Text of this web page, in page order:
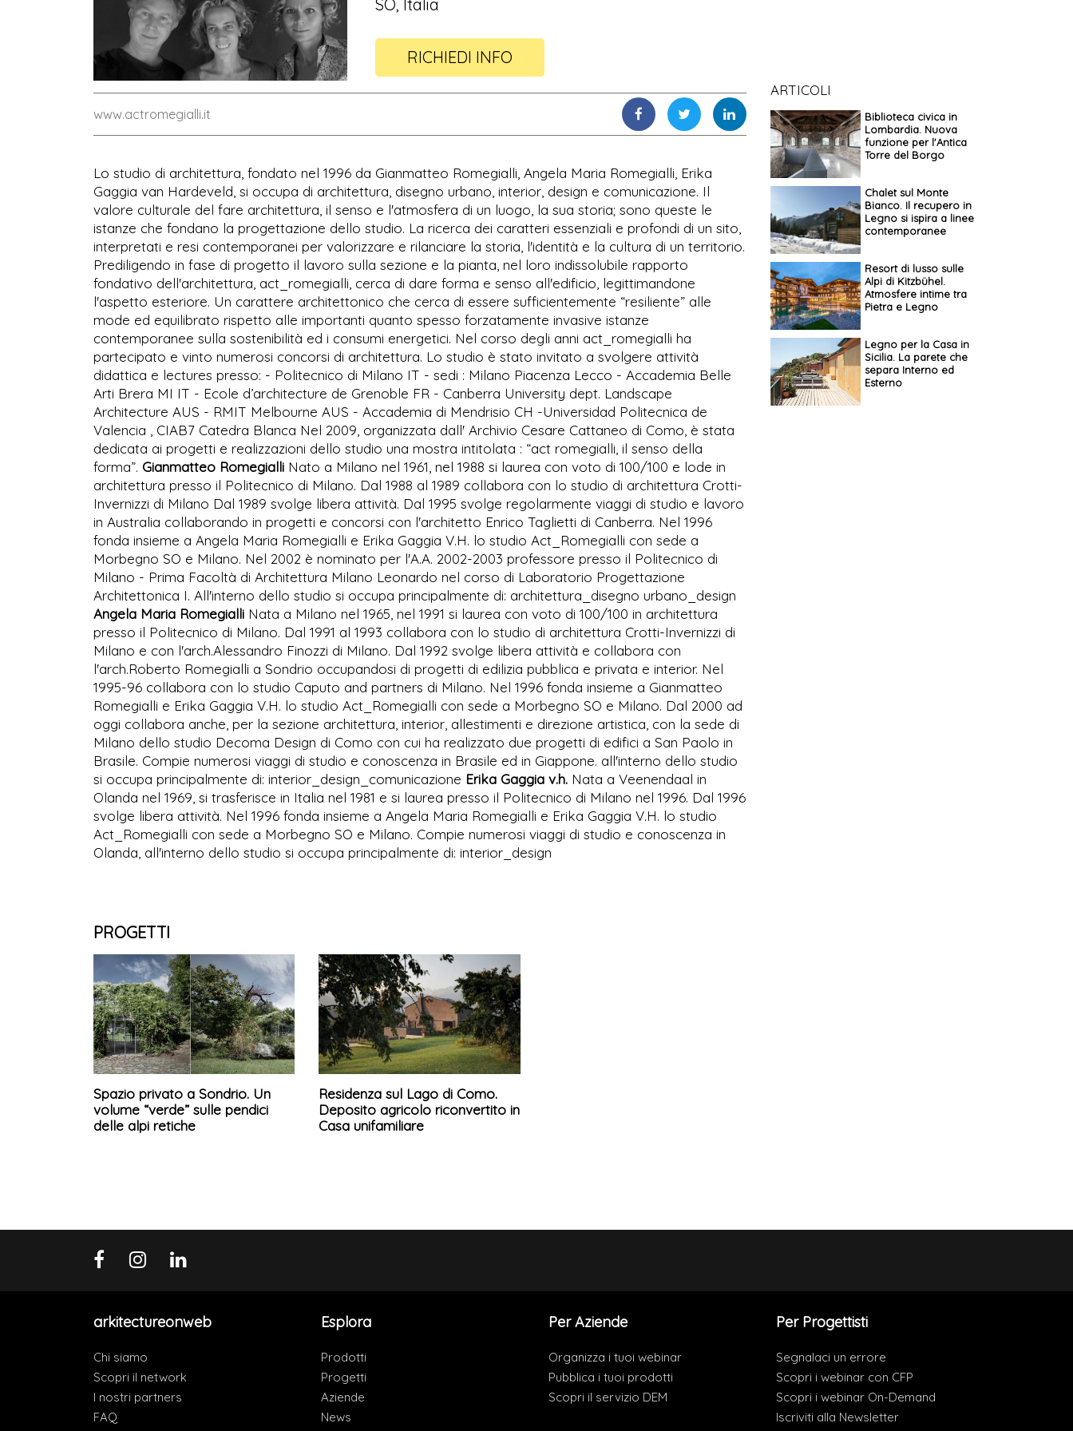
SO, Italia
RICHIEDI INFO
www.actromegialli.it
Lo studio di architettura, fondato nel 1996 da Gianmatteo Romegialli, Angela Maria Romegialli, Erika
Gaggia van Hardeveld, si occupa di architettura, disegno urbano, interior, design e comunicazione. Il
valore culturale del fare architettura, il senso e l'atmosfera di un luogo, la sua storia; sono queste le
istanze che fondano la progettazione dello studio. La ricerca dei caratteri essenziali e profondi di un sito,
interpretati e resi contemporanei per valorizzare e rilanciare la storia, l'identità e la cultura di un territorio.
Prediligendo in fase di progetto il lavoro sulla sezione e la pianta, nel loro indissolubile rapporto
fondativo dell'architettura, act_romegialli, cerca di dare forma e senso all'edificio, legittimandone
l'aspetto esteriore. Un carattere architettonico che cerca di essere sufficientemente “resiliente” alle
mode ed equilibrato rispetto alle importanti quanto spesso forzatamente invasive istanze
contemporanee sulla sostenibilità ed i consumi energetici. Nel corso degli anni act_romegialli ha
partecipato e vinto numerosi concorsi di architettura. Lo studio è stato invitato a svolgere attività
didattica e lectures presso: - Politecnico di Milano IT - sedi : Milano Piacenza Lecco - Accademia Belle
Arti Brera MI IT - Ecole d’architecture de Grenoble FR - Canberra University dept. Landscape
Architecture AUS - RMIT Melbourne AUS - Accademia di Mendrisio CH -Universidad Politecnica de
Valencia , CIAB7 Catedra Blanca Nel 2009, organizzata dall' Archivio Cesare Cattaneo di Como, è stata
dedicata ai progetti e realizzazioni dello studio una mostra intitolata : “act romegialli, il senso della
forma”. Gianmatteo Romegialli Nato a Milano nel 1961, nel 1988 si laurea con voto di 100/100 e lode in
architettura presso il Politecnico di Milano. Dal 1988 al 1989 collabora con lo studio di architettura Crotti-
Invernizzi di Milano Dal 1989 svolge libera attività. Dal 1995 svolge regolarmente viaggi di studio e lavoro
in Australia collaborando in progetti e concorsi con l'architetto Enrico Taglietti di Canberra. Nel 1996
fonda insieme a Angela Maria Romegialli e Erika Gaggia V.H. lo studio Act_Romegialli con sede a
Morbegno SO e Milano. Nel 2002 è nominato per l'A.A. 2002-2003 professore presso il Politecnico di
Milano - Prima Facoltà di Architettura Milano Leonardo nel corso di Laboratorio Progettazione
Architettonica I. All'interno dello studio si occupa principalmente di: architettura_disegno urbano_design
Angela Maria Romegialli Nata a Milano nel 1965, nel 1991 si laurea con voto di 100/100 in architettura
presso il Politecnico di Milano. Dal 1991 al 1993 collabora con lo studio di architettura Crotti-Invernizzi di
Milano e con l'arch.Alessandro Finozzi di Milano. Dal 1992 svolge libera attività e collabora con
l'arch.Roberto Romegialli a Sondrio occupandosi di progetti di edilizia pubblica e privata e interior. Nel
1995-96 collabora con lo studio Caputo and partners di Milano. Nel 1996 fonda insieme a Gianmatteo
Romegialli e Erika Gaggia V.H. lo studio Act_Romegialli con sede a Morbegno SO e Milano. Dal 2000 ad
oggi collabora anche, per la sezione architettura, interior, allestimenti e direzione artistica, con la sede di
Milano dello studio Decoma Design di Como con cui ha realizzato due progetti di edifici a San Paolo in
Brasile. Compie numerosi viaggi di studio e conoscenza in Brasile ed in Giappone. all'interno dello studio
si occupa principalmente di: interior_design_comunicazione Erika Gaggia v.h. Nata a Veenendaal in
Olanda nel 1969, si trasferisce in Italia nel 1981 e si laurea presso il Politecnico di Milano nel 1996. Dal 1996
svolge libera attività. Nel 1996 fonda insieme a Angela Maria Romegialli e Erika Gaggia V.H. lo studio
Act_Romegialli con sede a Morbegno SO e Milano. Compie numerosi viaggi di studio e conoscenza in
Olanda, all'interno dello studio si occupa principalmente di: interior_design
PROGETTI
Spazio privato a Sondrio. Un
volume “verde” sulle pendici
delle alpi retiche
Residenza sul Lago di Como.
Deposito agricolo riconvertito in
Casa unifamiliare
ARTICOLI
Biblioteca civica in
Lombardia. Nuova
funzione per l'Antica
Torre del Borgo
Chalet sul Monte
Bianco. Il recupero in
Legno si ispira a linee
contemporanee
Resort di lusso sulle
Alpi di Kitzbühel.
Atmosfere intime tra
Pietra e Legno
Legno per la Casa in
Sicilia. La parete che
separa Interno ed
Esterno
arkitectureonweb
Chi siamo
Scopri il network
I nostri partners
FAQ
Esplora
Prodotti
Progetti
Aziende
News
Per Aziende
Organizza i tuoi webinar
Pubblica i tuoi prodotti
Scopri il servizio DEM
Per Progettisti
Segnalaci un errore
Scopri i webinar con CFP
Scopri i webinar On-Demand
Iscriviti alla Newsletter